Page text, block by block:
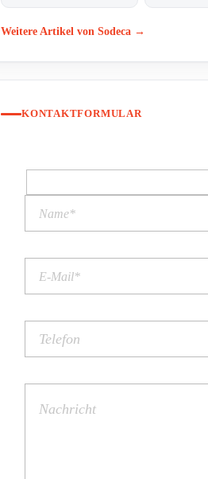
Weitere Artikel von Sodeca →
KONTAKTFORMULAR